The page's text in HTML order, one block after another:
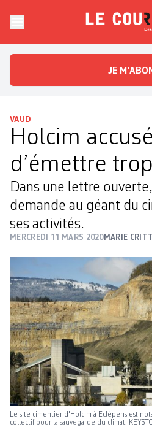
Le
JE
VAUD
Holcim
d’émettre
Dans une lettre
demande au géant du
ses activités.
MERCREDI 11 MARS 2020MARIE
Le site cimentier d'Holcim à Eclépens est
collectif pour la sauvegarde du climat.